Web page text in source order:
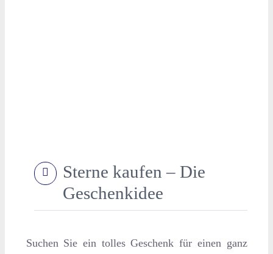
Sterne kaufen – Die
Geschenkidee
Suchen Sie ein tolles Geschenk für einen ganz